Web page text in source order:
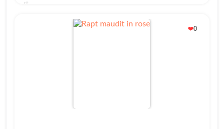
❤️0